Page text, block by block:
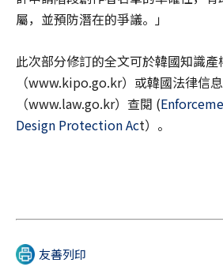
屬，並預防潛在的爭議。」
此次部分修訂的全文可於韓國知識產
（www.kipo.go.kr）或韓國法律信
（www.law.go.kr）查閱 (
Design Protection Act）。
友善列印